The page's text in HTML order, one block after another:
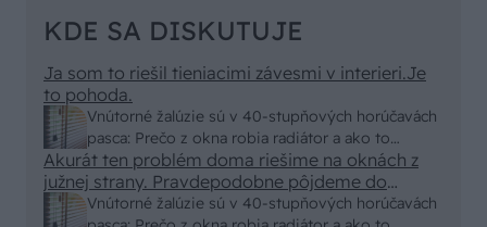
KDE SA DISKUTUJE
Vnútorné žalúzie sú v 40-stupňových horúčavách
pasca: Prečo z okna robia radiátor a ako to
vyriešiť za pár eur?
Ja som to riešil tieniacimi závesmi v interieri.Je
to pohoda.
Vnútorné žalúzie sú v 40-stupňových horúčavách
Akurát ten problém doma riešime na oknách z
južnej strany. Pravdepodobne pôjdeme do
vonkajšieho tienenia na spôsob markízy